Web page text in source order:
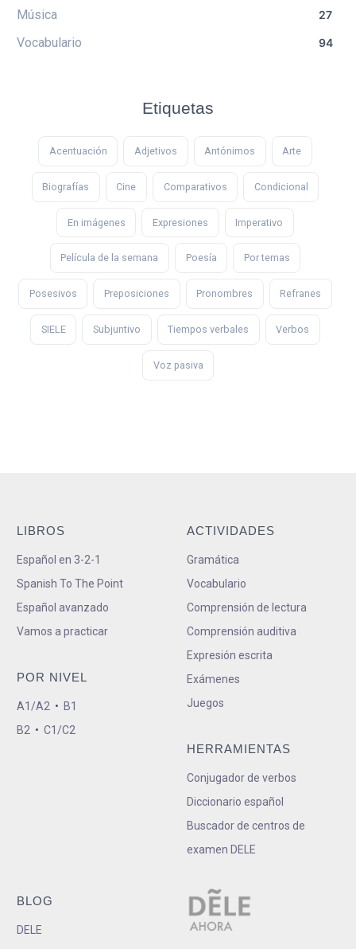
Música 27
Vocabulario 94
Etiquetas
Acentuación Adjetivos Antónimos Arte
Biografías Cine Comparativos Condicional
En imágenes Expresiones Imperativo
Película de la semana Poesía Por temas
Posesivos Preposiciones Pronombres Refranes
SIELE Subjuntivo Tiempos verbales Verbos
Voz pasiva
LIBROS
Español en 3-2-1
Spanish To The Point
Español avanzado
Vamos a practicar
POR NIVEL
A1/A2 • B1
B2 • C1/C2
ACTIVIDADES
Gramática
Vocabulario
Comprensión de lectura
Comprensión auditiva
Expresión escrita
Exámenes
Juegos
HERRAMIENTAS
Conjugador de verbos
Diccionario español
Buscador de centros de
examen DELE
BLOG
DELE